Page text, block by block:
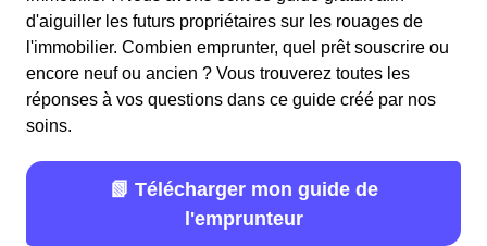
d'aiguiller les futurs propriétaires sur les rouages de
l'immobilier. Combien emprunter, quel prêt souscrire ou
encore neuf ou ancien ? Vous trouverez toutes les
réponses à vos questions dans ce guide créé par nos
soins.
📗 Télécharger mon guide de
l'emprunteur